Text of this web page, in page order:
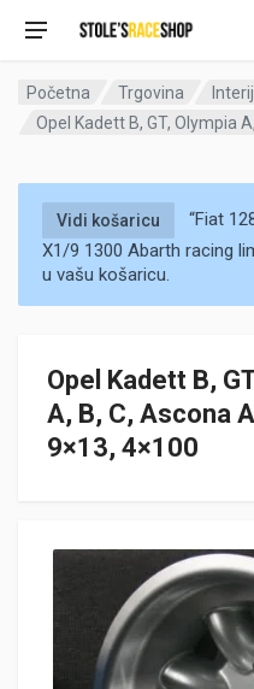
Početna Trgovina
Vidi košaricu
“Fiat
X1/9 1300 Abarth racing
u vašu košaricu.
Opel Kadett B,
A, B, C, Ascona
9×13, 4×100